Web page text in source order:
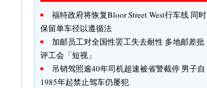
福特政府将恢复Bloor Street West行车线 同时
保留单车径以遵循法
加邮员工对全国性罢工失去耐性 多地邮差批
评工会「短视」
吊销驾照逾40年司机超速被省警截停 男子自
1985年起禁止驾车仍屡犯